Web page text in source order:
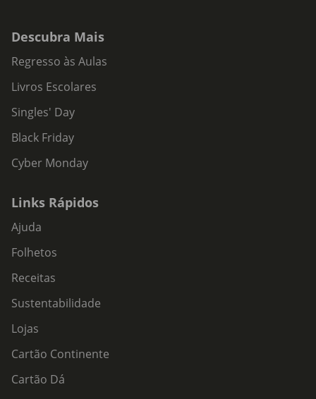
Descubra Mais
Regresso às Aulas
Livros Escolares
Singles' Day
Black Friday
Cyber Monday
Links Rápidos
Ajuda
Folhetos
Receitas
Sustentabilidade
Lojas
Cartão Continente
Cartão Dá